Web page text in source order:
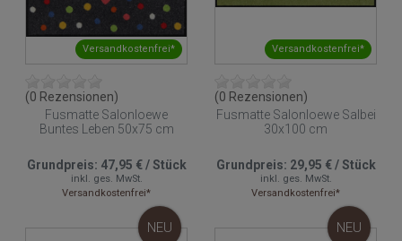
Versandkostenfrei*
(0 Rezensionen)
Fusmatte Salonloewe
Buntes Leben 50x75 cm
Grundpreis: 47,95 €/Stück
inkl. ges. MwSt.
Versandkostenfrei*
Versandkostenfrei*
(0 Rezensionen)
Fusmatte Salonloewe Salbei
30x100 cm
Grundpreis: 29,95 €/Stück
inkl. ges. MwSt.
Versandkostenfrei*
NEU NEU